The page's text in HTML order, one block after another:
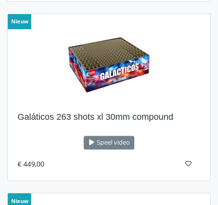
Nieuw
Galáticos 263 shots xl 30mm compound
Speel video
€ 449,00
Nieuw